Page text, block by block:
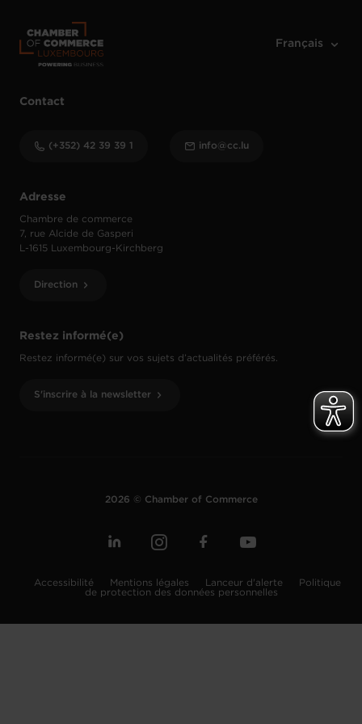
Restez informé(e)
Restez informé(e) sur vos sujets d’actualités préférés.
S'inscrire à la newsletter
Adresse
Chambre de commerce
7, rue Alcide de Gasperi
L-1615 Luxembourg-Kirchberg
Direction
Contact
(+352) 42 39 39 1 info@cc.lu
2026 © Chamber of Commerce
Accessibilité Mentions légales Lanceur d'alerte
Politique
de protection des données personnelles